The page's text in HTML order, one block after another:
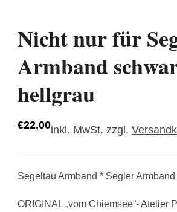
Nicht nur für
Armband
hellgrau
€22,00inkl. MwSt. zzgl.
Segeltau Armband * Segler
ORIGINAL „vom Chiemsee“- Atelier